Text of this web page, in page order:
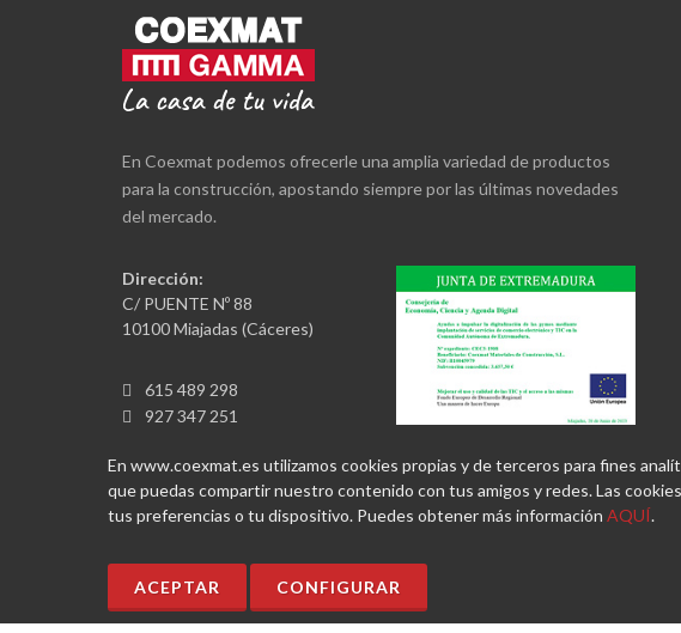
En Coexmat podemos ofrecerle una amplia variedad de productos
para la construcción, apostando siempre por las últimas novedades
del mercado.
Dirección:
C/ PUENTE Nº 88
10100 Miajadas (Cáceres)
615 489 298
927 347 251
Copyrights © 2026. Todos los derechos reservados.
En www.coexmat.es utilizamos cookies propias y de terceros para fines
que puedas compartir nuestro contenido con tus amigos y redes. Las
tus preferencias o tu dispositivo. Puedes obtener más información AQUÍ.
ACEPTAR CONFIGURAR